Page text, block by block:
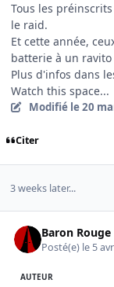
Tous les
le raid.
Et cette année,
batterie à un ravito
Plus d'infos dans
Watch this space...
Modifié le 20
Citer
3 weeks later...
Baron Rouge
Posté(e) le 5
AUTEUR